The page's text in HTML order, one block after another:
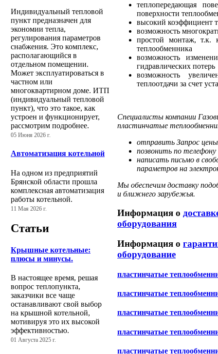
Индивидуальный тепловой
пункт предназначен для
экономии тепла,
регулирования параметров
снабжения. Это комплекс,
располагающийся в
отдельном помещении.
Может эксплуатироваться в
частном или
многоквартирном доме. ИТП
(индивидуальный тепловой
пункт), что это такое, как
устроен и функционирует,
рассмотрим подробнее.
05 Июня 2026 г.
Автоматизация котельной
На одном из предприятий
Брянской области прошла
комплексная автоматизация
работы котельной.
11 Мая 2026 г.
Статьи
Крышные котельные:
плюсы и минусы.
В настоящее время, решая
вопрос теплопункта,
заказчики все чаще
останавливают свой выбор
на крышной котельной,
мотивируя это их высокой
эффективностью.
01 Августа 2025 г.
теплопередающая
поверхности
высокий коэффициент
возможность
простой монтаж, т.к.
теплообменника
возможность
гидравлических потерь
возможность
теплоотдачи за счет
Специалисты компании
пластинчатые
отправить Запрос цены
позвонить по
написать письмо в
параметров на
Мы обеспечим доставку
и ближнего зарубежья.
Информация о
оборудования
Информация о
оборудование
пластинчатые
пластинчатые
пластинчатые
пластинчатые
пластинчатые